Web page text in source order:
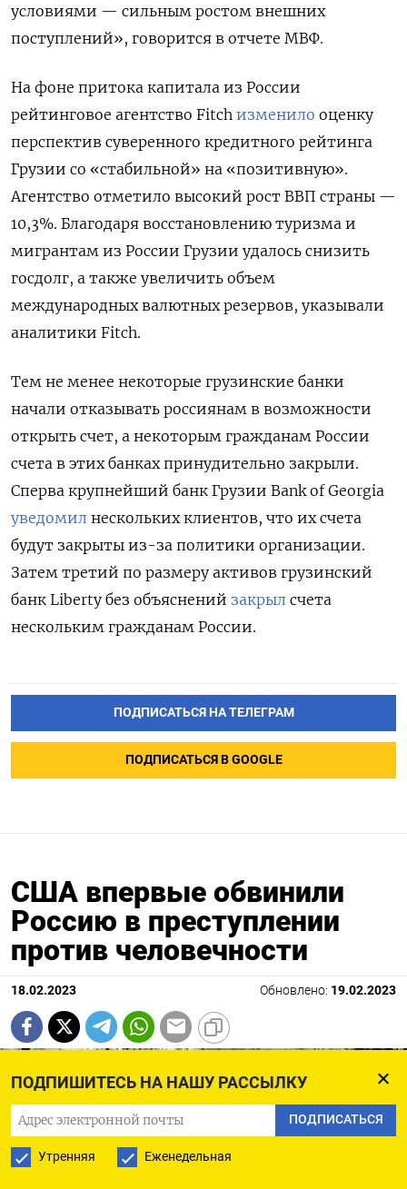
ПОДПИШИТЕСЬ НА НАШУ РАССЫЛКУ
ПОДПИСАТЬСЯ
Утренняя Еженедельная
условиями — сильным ростом внешних
поступлений», говорится в отчете МВФ.
На фоне притока капитала из России
рейтинговое агентство Fitch изменило оценку
перспектив суверенного кредитного рейтинга
Грузии со «стабильной» на «позитивную».
Агентство отметило высокий рост ВВП страны —
10,3%. Благодаря восстановлению туризма и
мигрантам из России Грузии удалось снизить
госдолг, а также увеличить объем
международных валютных резервов, указывали
аналитики Fitch.
Тем не менее некоторые грузинские банки
начали отказывать россиянам в возможности
открыть счет, а некоторым гражданам России
счета в этих банках принудительно закрыли.
Сперва крупнейший банк Грузии Bank of Georgia
уведомил нескольких клиентов, что их счета
будут закрыты из-за политики организации.
Затем третий по размеру активов грузинский
банк Liberty без объяснений закрыл счета
нескольким гражданам России.
ПОДПИСАТЬСЯ НА ТЕЛЕГРАМ
ПОДПИСАТЬСЯ В GOOGLE
США впервые обвинили
Россию в преступлении
против человечности
18.02.2023 Обновлено: 19.02.2023